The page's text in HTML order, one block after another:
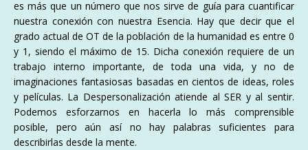
es más que un número que nos sirve de guía para cuantificar
nuestra conexión con nuestra Esencia. Hay que decir que el
grado actual de OT de la población de la humanidad es entre 0
y 1, siendo el máximo de 15. Dicha conexión requiere de un
trabajo interno importante, de toda una vida, y no de
imaginaciones fantasiosas basadas en cientos de ideas, roles
y películas. La Despersonalización atiende al SER y al sentir.
Podemos esforzarnos en hacerla lo más comprensible
posible, pero aún así no hay palabras suficientes para
describirlas desde la mente.